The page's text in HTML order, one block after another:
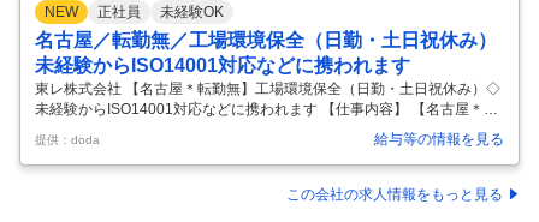
NEW 正社員 未経験OK
名古屋／転勤無／工場環境保全（日勤・土日祝休み）
未経験からISO14001対応などに携われます
東レ株式会社 【名古屋＊転勤無】工場環境保全（日勤・土日祝休み）◇
未経験からISO14001対応などに携われます 【仕事内容】 【名古屋＊転
勤無】工場環境保全（日勤・土日祝休み）◇未経験からISO14001対応
などに携われます 【具体的な仕事内容】 【賞与計5.692か月分（直近実
績）／安く食べられる社食、寮、社宅など働く社員をサポート／大手化
学メーカー正社員】 ◆職務内容： 工場(化学工場)の環境保全スタッフ業
提供：doda 給与等の情報を見る
この会社の求人情報をもっと見る